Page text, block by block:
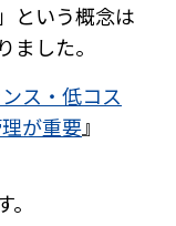
という概念は
した。
ス・低コス
が重要』